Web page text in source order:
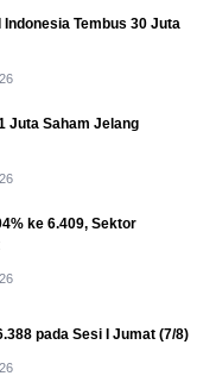
Tembus 30 Juta
Juta Saham Jelang
ke 6.409, Sektor
pada Sesi I Jumat (7/8)